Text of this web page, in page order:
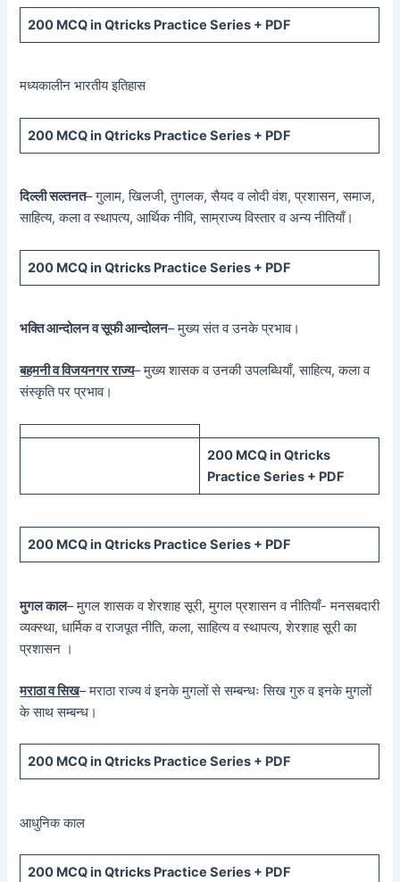
200 MCQ in Qtricks Practice Series + PDF
मध्यकालीन भारतीय इतिहास
200 MCQ in Qtricks Practice Series + PDF
दिल्ली सल्तनत– गुलाम, खिलजी, तुगलक, सैयद व लोदी वंश, प्रशासन, समाज,
साहित्य, कला व स्थापत्य, आर्थिक नीवि, साम्राज्य विस्तार व अन्य नीतियाँ।
200 MCQ in Qtricks Practice Series + PDF
भक्ति आन्दोलन व सूफी आन्दोलन– मुख्य संत व उनके प्रभाव।
बहमनी व विजयनगर राज्य– मुख्य शासक व उनकी उपलब्धियाँ, साहित्य, कला व
संस्कृति पर प्रभाव।
200 MCQ in Qtricks
Practice Series + PDF
200 MCQ in Qtricks Practice Series + PDF
मुगल काल– मुगल शासक व शेरशाह सूरी, मुगल प्रशासन व नीतियाँ- मनसबदारी
व्यक्स्था, धार्मिक व राजपूत नीति, कला, साहित्य व स्थापत्य, शेरशाह सूरी का
प्रशासन ।
मराठा व सिख– मराठा राज्य वं इनके मुगलों से सम्बन्धः सिख गुरु व इनके मुगलों
के साथ सम्बन्ध।
200 MCQ in Qtricks Practice Series + PDF
आधुनिक काल
200 MCQ in Qtricks Practice Series + PDF